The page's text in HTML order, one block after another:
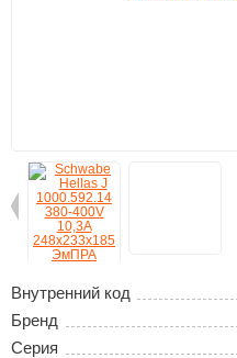
Внутренний код
Бренд
Серия